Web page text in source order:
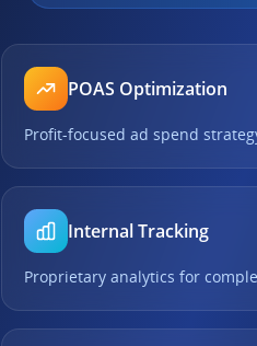
POAS Optimization
Profit-focused ad spend
Internal Tracking
Proprietary analytics for